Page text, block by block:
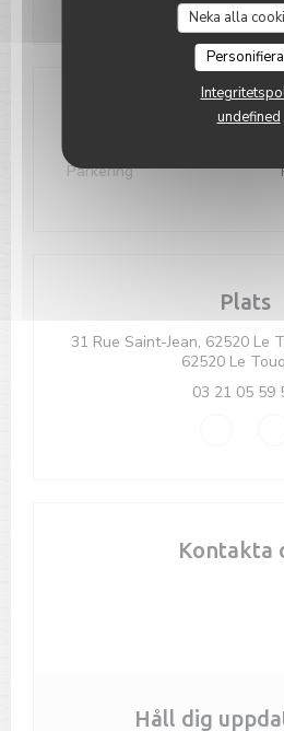
Neka alla
Personifiera
undefined
Åtkomst
Parkering
Plats
31 Rue Saint-Jean, 62520 Le
62520 Le
03 21 05 59
Kontakta
Håll dig